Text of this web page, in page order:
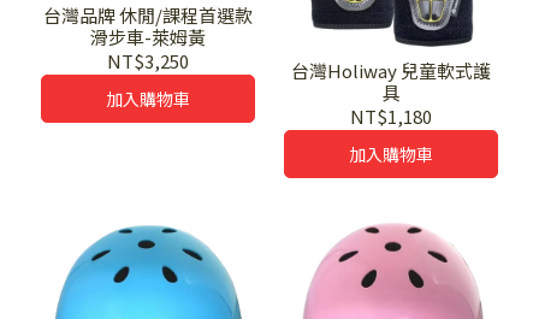
台灣品牌 休閒/課程首選款
滑步車-萊姆黃
NT$3,250
加入購物車
台灣Holiway 兒童軟式護
具
NT$1,180
加入購物車